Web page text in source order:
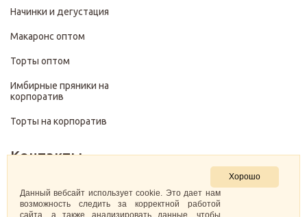
Начинки и дегустация
Макаронс оптом
Торты оптом
Имбирные пряники на
корпоратив
Торты на корпоратив
Контакты
+7 (499) 322-28-29
Хорошо
Данный вебсайт использует cookie. Это дает нам
возможность следить за корректной работой
сайта, а также анализировать данные, чтобы